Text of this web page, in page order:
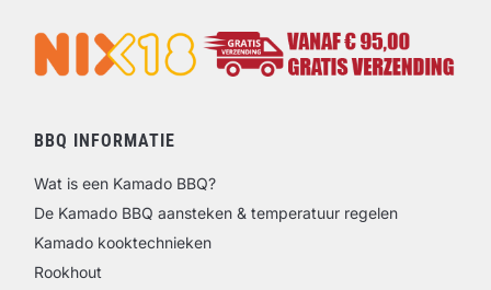
BBQ INFORMATIE
Wat is een Kamado BBQ?
De Kamado BBQ aansteken & temperatuur regelen
Kamado kooktechnieken
Rookhout